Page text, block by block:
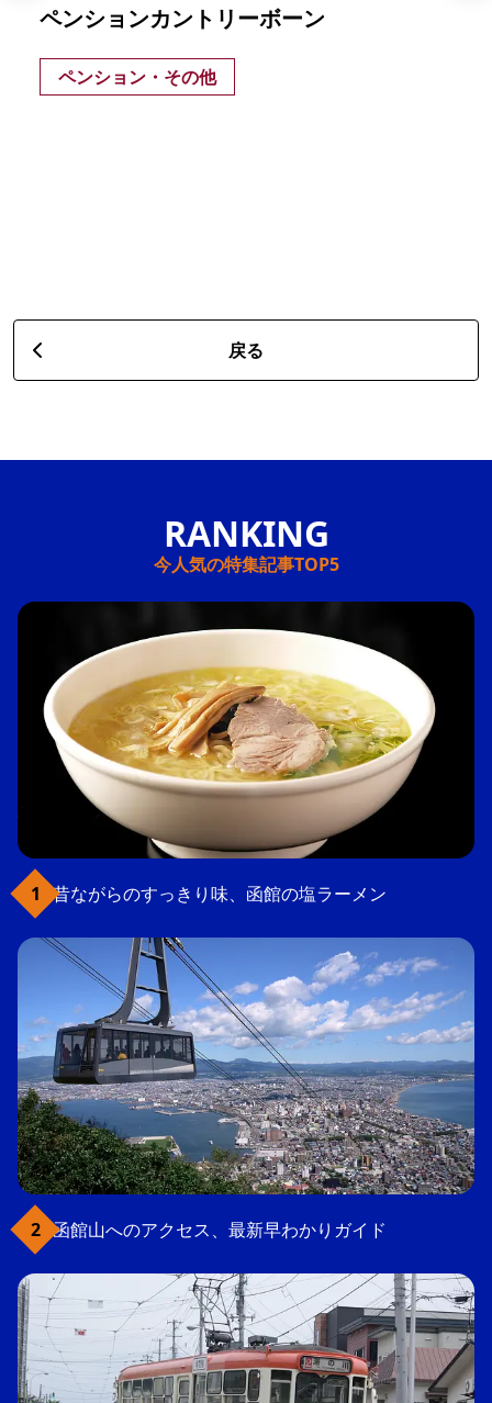
ペンションカントリーボーン
ペンション・その他
戻る
今人気の特集記事TOP5
昔ながらのすっきり味、函館の塩ラーメン
函館山へのアクセス、最新早わかりガイド